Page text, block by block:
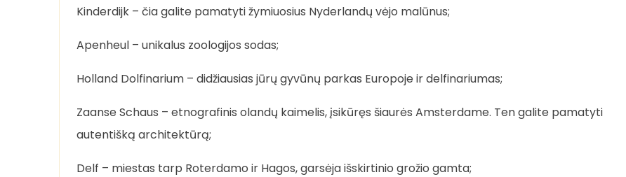
Kinderdijk – čia galite pamatyti žymiuosius Nyderlandų vėjo malūnus;
Apenheul – unikalus zoologijos sodas;
Holland Dolfinarium – didžiausias jūrų gyvūnų parkas Europoje ir delfinariumas;
Zaanse Schaus – etnografinis olandų kaimelis, įsikūręs šiaurės Amsterdame. Ten galite pamatyti
autentišką architektūrą;
Delf – miestas tarp Roterdamo ir Hagos, garsėja išskirtinio grožio gamta;